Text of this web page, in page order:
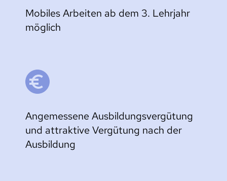
Mobiles Arbeiten ab dem 3. Lehrjahr
möglich
Angemessene Ausbildungsvergütung
und attraktive Vergütung nach der
Ausbildung